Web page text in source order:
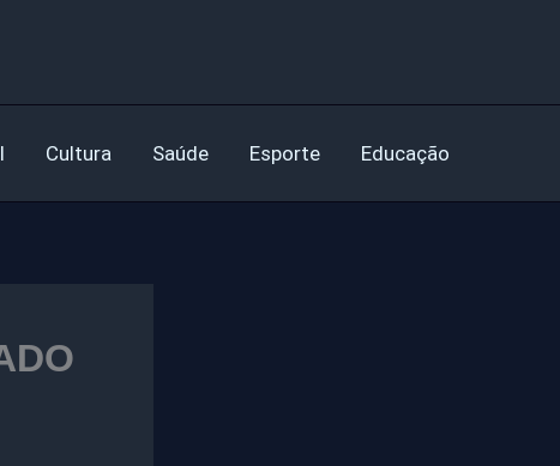
Cultura Saúde Esporte Educação